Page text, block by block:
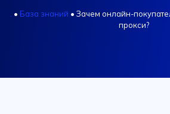
• База знаний • Зачем онлайн-
прокси?